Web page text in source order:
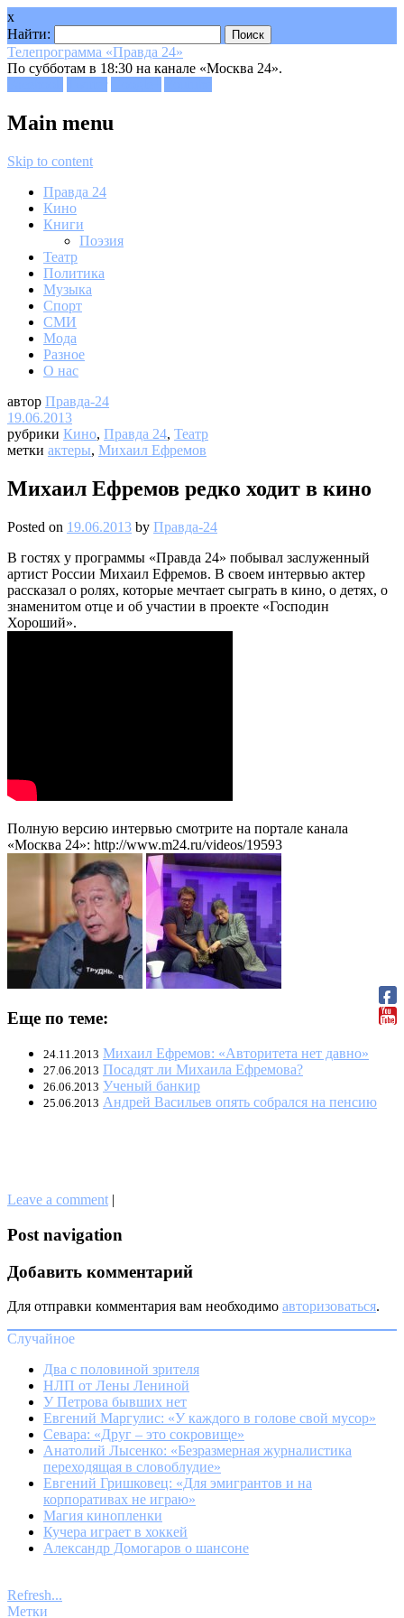
x
Найти:
Телепрограмма «Правда 24»
По субботам в 18:30 на канале «Москва 24».
Main menu
Skip to content
Правда 24
Кино
Книги
Поэзия
Театр
Политика
Музыка
Спорт
СМИ
Мода
Разное
О нас
автор Правда-24
19.06.2013
рубрики Кино, Правда 24, Театр
метки актеры, Михаил Ефремов
Михаил Ефремов редко ходит в кино
Posted on 19.06.2013 by Правда-24
В гостях у программы «Правда 24» побывал заслуженный
артист России Михаил Ефремов. В своем интервью актер
рассказал о ролях, которые мечтает сыграть в кино, о детях, о
знаменитом отце и об участии в проекте «Господин
Хороший».
Полную версию интервью смотрите на портале канала
«Москва 24»: http://www.m24.ru/videos/19593
Еще по теме:
24.11.2013 Михаил Ефремов: «Авторитета нет давно»
27.06.2013 Посадят ли Михаила Ефремова?
26.06.2013 Ученый банкир
25.06.2013 Андрей Васильев опять собрался на пенсию
Leave a comment |
Post navigation
Добавить комментарий
Для отправки комментария вам необходимо авторизоваться.
Случайное
Два с половиной зрителя
НЛП от Лены Лениной
У Петрова бывших нет
Евгений Маргулис: «У каждого в голове свой мусор»
Севара: «Друг – это сокровище»
Анатолий Лысенко: «Безразмерная журналистика
переходящая в словоблудие»
Евгений Гришковец: «Для эмигрантов и на
корпоративах не играю»
Магия кинопленки
Кучера играет в хоккей
Александр Домогаров о шансоне
Refresh...
Метки